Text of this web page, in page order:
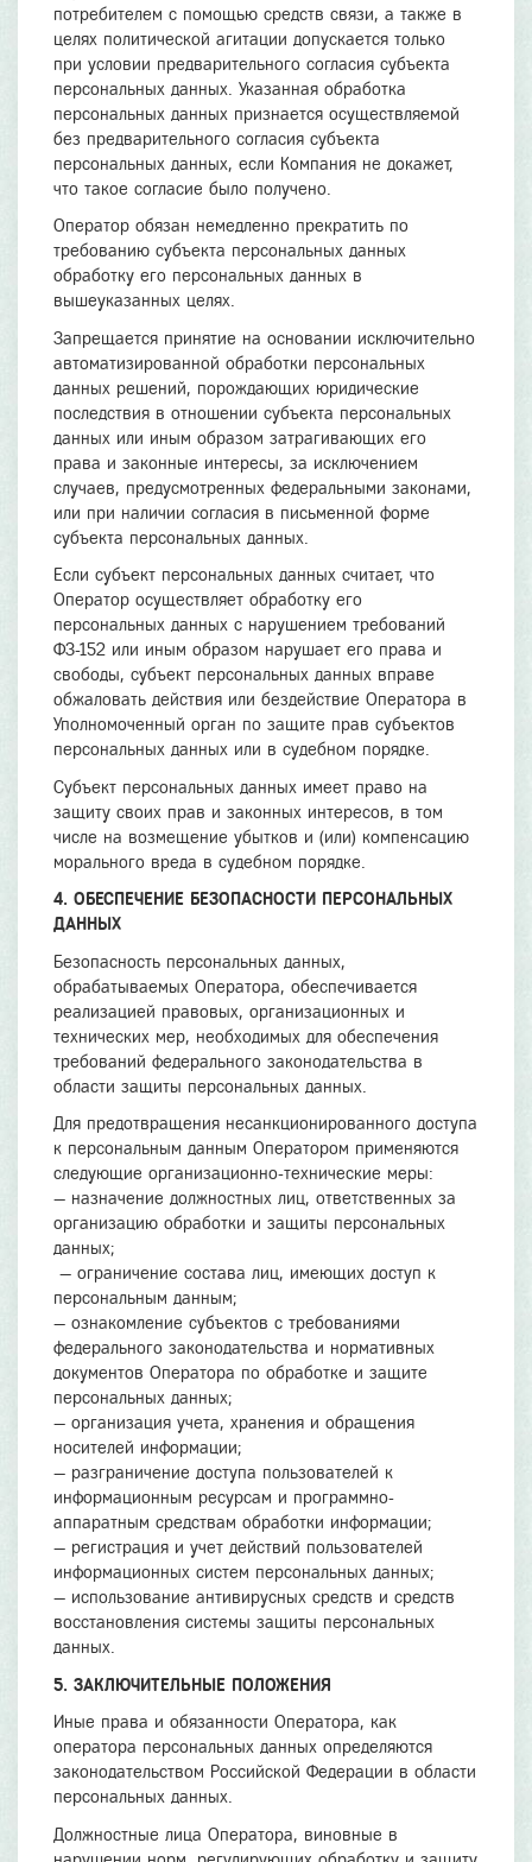
потребителем с помощью средств связи, а также в
целях политической агитации допускается только
при условии предварительного согласия субъекта
персональных данных. Указанная обработка
персональных данных признается осуществляемой
без предварительного согласия субъекта
персональных данных, если Компания не докажет,
что такое согласие было получено.
Оператор обязан немедленно прекратить по
требованию субъекта персональных данных
обработку его персональных данных в
вышеуказанных целях.
Запрещается принятие на основании исключительно
автоматизированной обработки персональных
данных решений, порождающих юридические
последствия в отношении субъекта персональных
данных или иным образом затрагивающих его
права и законные интересы, за исключением
случаев, предусмотренных федеральными законами,
или при наличии согласия в письменной форме
субъекта персональных данных.
Если субъект персональных данных считает, что
Оператор осуществляет обработку его
персональных данных с нарушением требований
ФЗ-152 или иным образом нарушает его права и
свободы, субъект персональных данных вправе
обжаловать действия или бездействие Оператора в
Уполномоченный орган по защите прав субъектов
персональных данных или в судебном порядке.
Субъект персональных данных имеет право на
защиту своих прав и законных интересов, в том
числе на возмещение убытков и (или) компенсацию
морального вреда в судебном порядке.
4. ОБЕСПЕЧЕНИЕ БЕЗОПАСНОСТИ ПЕРСОНАЛЬНЫХ
ДАННЫХ
Безопасность персональных данных,
обрабатываемых Оператора, обеспечивается
реализацией правовых, организационных и
технических мер, необходимых для обеспечения
требований федерального законодательства в
области защиты персональных данных.
Для предотвращения несанкционированного доступа
к персональным данным Оператором применяются
следующие организационно-технические меры:
— назначение должностных лиц, ответственных за
организацию обработки и защиты персональных
данных;
— ограничение состава лиц, имеющих доступ к
персональным данным;
— ознакомление субъектов с требованиями
федерального законодательства и нормативных
документов Оператора по обработке и защите
персональных данных;
— организация учета, хранения и обращения
носителей информации;
— разграничение доступа пользователей к
информационным ресурсам и программно-
аппаратным средствам обработки информации;
— регистрация и учет действий пользователей
информационных систем персональных данных;
— использование антивирусных средств и средств
восстановления системы защиты персональных
данных.
5. ЗАКЛЮЧИТЕЛЬНЫЕ ПОЛОЖЕНИЯ
Иные права и обязанности Оператора, как
оператора персональных данных определяются
законодательством Российской Федерации в области
персональных данных.
Должностные лица Оператора, виновные в